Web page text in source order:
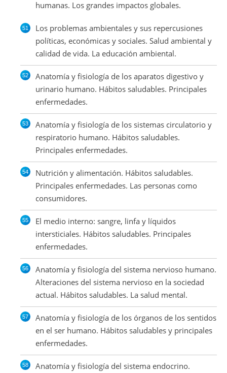
humanas. Los grandes impactos globales.
Los problemas ambientales y sus repercusiones
políticas, económicas y sociales. Salud ambiental y
calidad de vida. La educación ambiental.
Anatomía y fisiología de los aparatos digestivo y
urinario humano. Hábitos saludables. Principales
enfermedades.
Anatomía y fisiología de los sistemas circulatorio y
respiratorio humano. Hábitos saludables.
Principales enfermedades.
Nutrición y alimentación. Hábitos saludables.
Principales enfermedades. Las personas como
consumidores.
El medio interno: sangre, linfa y líquidos
intersticiales. Hábitos saludables. Principales
enfermedades.
Anatomía y fisiología del sistema nervioso humano.
Alteraciones del sistema nervioso en la sociedad
actual. Hábitos saludables. La salud mental.
Anatomía y fisiología de los órganos de los sentidos
en el ser humano. Hábitos saludables y principales
enfermedades.
Anatomía y fisiología del sistema endocrino.